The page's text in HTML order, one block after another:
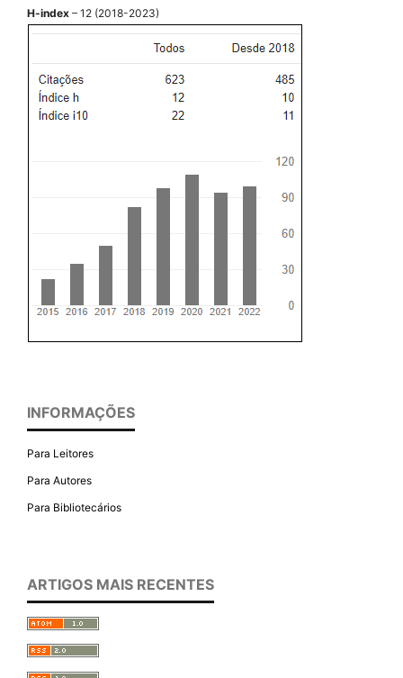
H-index – 12 (2018-2023)
INFORMAÇÕES
Para Leitores
Para Autores
Para Bibliotecários
ARTIGOS MAIS RECENTES